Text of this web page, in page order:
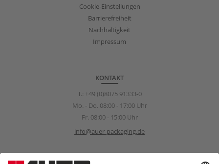
Cookie-Einstellungen
Barrierefreiheit
Nachhaltigkeit
Impressum
KONTAKT
T.: +49 (0)8075 91333-0
Mo. - Do. 08:00 - 17:00 Uhr
Fr. 08:00 - 15:00 Uhr
info@auer-packaging.de
Sponsoring Anfragen